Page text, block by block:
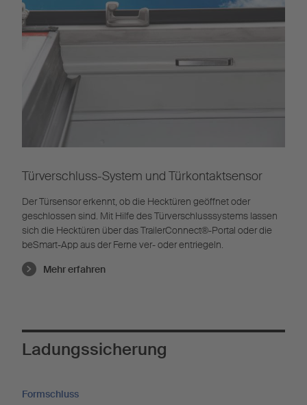
Türverschluss-System und Türkontaktsensor
Der Türsensor erkennt, ob die Hecktüren geöffnet oder
geschlossen sind. Mit Hilfe des Türverschlusssystems lassen
sich die Hecktüren über das TrailerConnect®-Portal oder die
beSmart-App aus der Ferne ver- oder entriegeln.
Mehr erfahren
Ladungssicherung
Formschluss